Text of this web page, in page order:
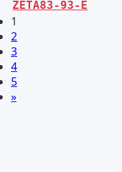
ZETA83-93-E
1
2
3
4
5
»